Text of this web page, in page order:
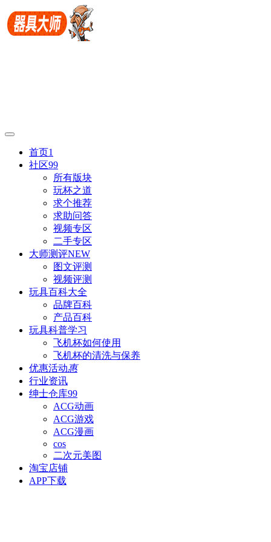
首页1
社区99
所有版块
玩杯之道
求个推荐
求助问答
视频专区
二手专区
大师测评NEW
图文评测
视频评测
玩具百科大全
品牌百科
产品百科
玩具科普学习
飞机杯如何使用
飞机杯的清洗与保养
优惠活动惠
行业资讯
绅士仓库99
ACG动画
ACG游戏
ACG漫画
cos
二次元美图
淘宝店铺
APP下载